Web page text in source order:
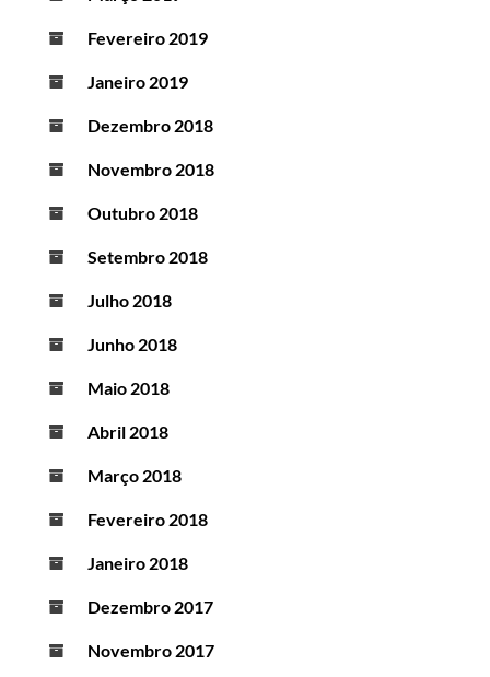
Fevereiro 2019
Janeiro 2019
Dezembro 2018
Novembro 2018
Outubro 2018
Setembro 2018
Julho 2018
Junho 2018
Maio 2018
Abril 2018
Março 2018
Fevereiro 2018
Janeiro 2018
Dezembro 2017
Novembro 2017